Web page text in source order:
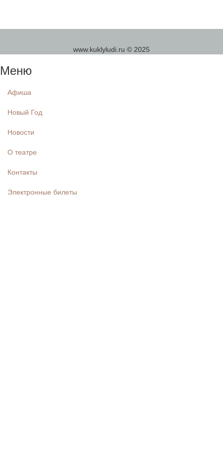
www.kuklyludi.ru © 2025
Меню
Афиша
Новый Год
Новости
О театре
Контакты
Электронные билеты